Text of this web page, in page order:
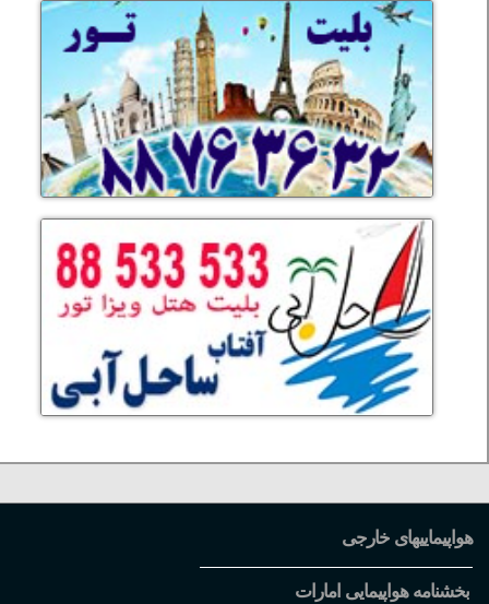
هواپیماییهای خارجی
بخشنامه هواپیمایی امارات